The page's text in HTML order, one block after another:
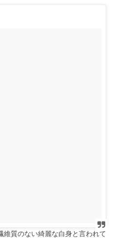
質のない綺麗な白身と言われて